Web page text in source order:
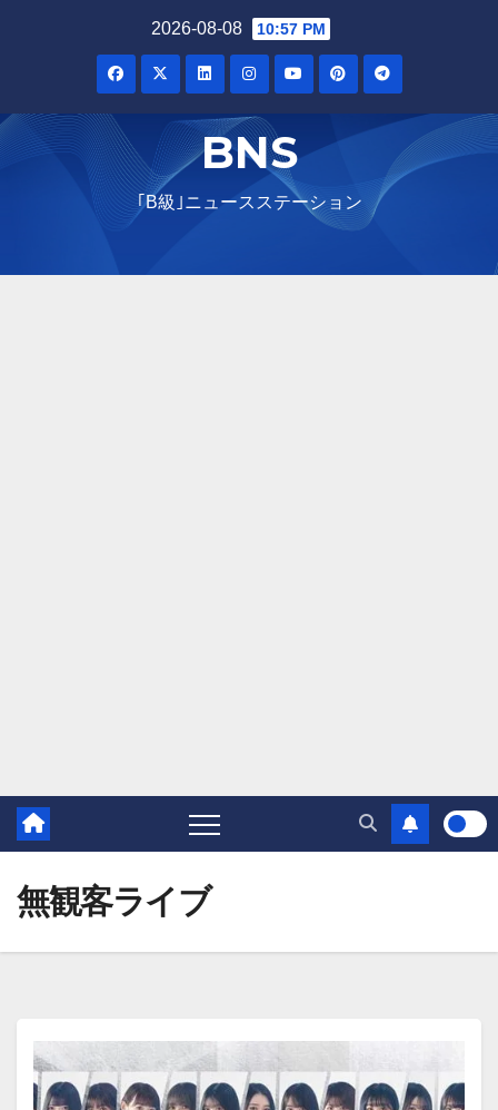
2026-08-08 10:57 PM
BNS
｢B級｣ニュースステーション
無観客ライブ